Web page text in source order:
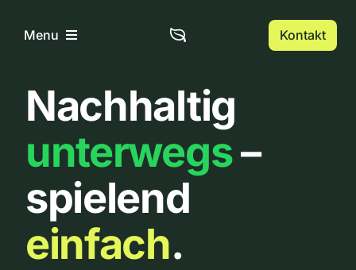
InhaltMenu
Home
Über uns
Urbanlist
Kontakt
Nachhaltig
unterwegs–
spielend
einfach.